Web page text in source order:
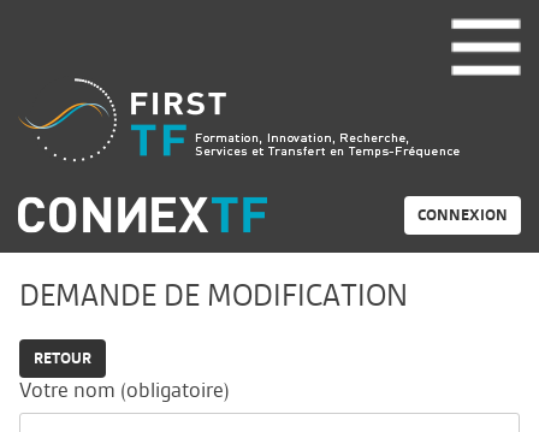
CONNEXION
DEMANDE DE MODIFICATION
RETOUR
Votre nom (obligatoire)